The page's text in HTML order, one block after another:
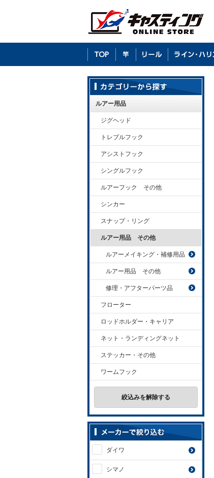
ルアー用品
ジグヘッド
トレブルフック
アシストフック
シングルフック
ルアーフック その他
シンカー
スナップ・リング
ルアー用品 その他
ルアーメイキング・補修用品
ルアー用品 その他
修理・アフターパーツ品
フローター
ロッドホルダー・キャリア
ネット・ランディングネット
ステッカー・その他
ワームフック
絞込みを解除する
ダイワ
シマノ